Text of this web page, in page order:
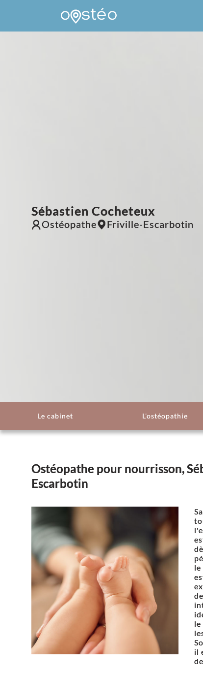
Sébastien Cocheteux
Ostéopathe Friville-Escarbotin
Le cabinet L'ostéopathie
Ostéopathe pour nourrisson,
Escarbotin
le
le
il